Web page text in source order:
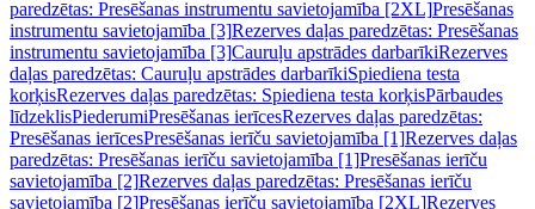
paredzētas: Presēšanas instrumentu savietojamība [2XL]Presēšanas
instrumentu savietojamība [3]Rezerves daļas paredzētas: Presēšanas
instrumentu savietojamība [3]Cauruļu apstrādes darbarīkiRezerves
daļas paredzētas: Cauruļu apstrādes darbarīkiSpiediena testa
korķisRezerves daļas paredzētas: Spiediena testa korķisPārbaudes
līdzeklisPiederumiPresēšanas ierīcesRezerves daļas paredzētas:
Presēšanas ierīcesPresēšanas ierīču savietojamība [1]Rezerves daļas
paredzētas: Presēšanas ierīču savietojamība [1]Presēšanas ierīču
savietojamība [2]Rezerves daļas paredzētas: Presēšanas ierīču
savietojamība [2]Presēšanas ierīču savietojamība [2XL]Rezerves